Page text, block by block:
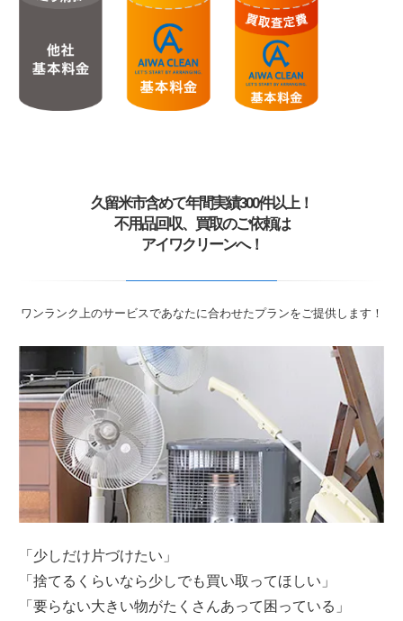
久留米市含めて年間実績300件以上！
不用品回収、買取のご依頼は
アイワクリーンへ！
ワンランク上のサービスであなたに合わせたプランをご提供します！
「少しだけ片づけたい」
「捨てるくらいなら少しでも買い取ってほしい」
「要らない大きい物がたくさんあって困っている」